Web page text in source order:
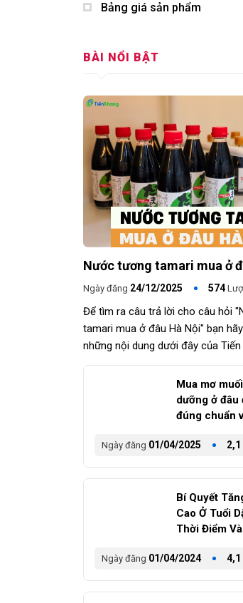
Bảng giá sản phẩm
BÀI NỔI BẬT
Nước tương tamari mua ở
Ngày đăng 24/12/2025 574
Để tìm ra câu trả lời cho câu hỏi
tamari mua ở đâu Hà Nội" bạn
những nội dung dưới đây của Tiến
Mua mơ
dưỡng ở đâu
đúng chuẩn
Ngày đăng 01/04/2025 2,1
Bí Quyết
Cao Ở Tuổi
Thời Điểm
Ngày đăng 01/04/2024 4,1